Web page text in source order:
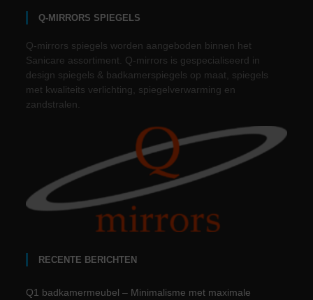
Q-MIRRORS SPIEGELS
Q-mirrors spiegels worden aangeboden binnen het
Sanicare assortiment. Q-mirrors is gespecialiseerd in
design spiegels & badkamerspiegels op maat, spiegels
met kwaliteits verlichting, spiegelverwarming en
zandstralen.
RECENTE BERICHTEN
Q1 badkamermeubel – Minimalisme met maximale